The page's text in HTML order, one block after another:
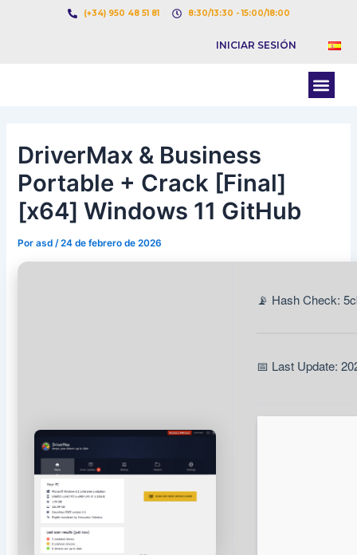
(+34) 950 48 51 81 8:30/13:30 - 15:00/18:00
INICIAR SESIÓN
DriverMax & Business
Portable + Crack [Final]
[x64] Windows 11 GitHub
Porasd /24 de febrero de 2026
📡 Hash Check:
📅 Last Update:
Navegación